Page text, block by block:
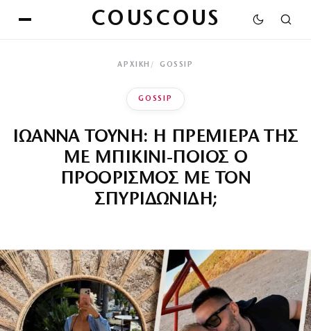
COUSCOUS
ΑΡΧΙΚΉ GOSSIP
GOSSIP
ΙΩΑΝΝΑ ΤΟΥΝΗ: Η ΠΡΕΜΙΕΡΑ ΤΗΣ
ΜΕ ΜΠΙΚΙΝΙ-ΠΟΙΟΣ Ο
ΠΡΟΟΡΙΣΜΟΣ ΜΕ ΤΟΝ
ΣΠΥΡΙΔΩΝΙΔΗ;